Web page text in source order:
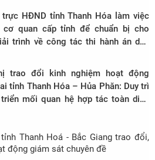
trực HĐND tỉnh Thanh Hóa làm việc
quan cấp tỉnh để chuẩn bị cho
trình về công tác thi hành án dân
trao đổi kinh nghiệm hoạt động
tỉnh Thanh Hóa – Hủa Phăn: Duy trì
mối quan hệ hợp tác toàn diện
Thanh Hoá - Bắc Giang trao đổi,
động giám sát chuyên đề